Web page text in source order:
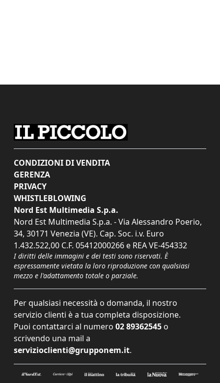
CONDIZIONI DI VENDITA
GERENZA
PRIVACY
WHISTLEBLOWING
Nord Est Multimedia S.p.a.
Nord Est Multimedia S.p.a. - Via Alessandro Poerio,
34, 30171 Venezia (VE). Cap. Soc. i.v. Euro
1.432.522,00 C.F. 05412000266 e REA VE-454332
I diritti delle immagini e dei testi sono riservati. È
espressamente vietata la loro riproduzione con qualsiasi
mezzo e l'adattamento totale o parziale.
Per qualsiasi necessità o domanda, il nostro
servizio clienti è a tua completa disposizione.
Puoi contattarci al numero 02 89362545 o
scrivendo una mail a
servizioclienti@grupponem.it.